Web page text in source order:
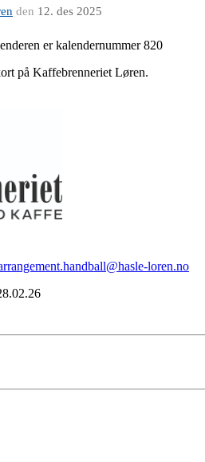
den 12. des 2025
er kalendernummer 820
på Kaffebrenneriet Løren.
loren.no